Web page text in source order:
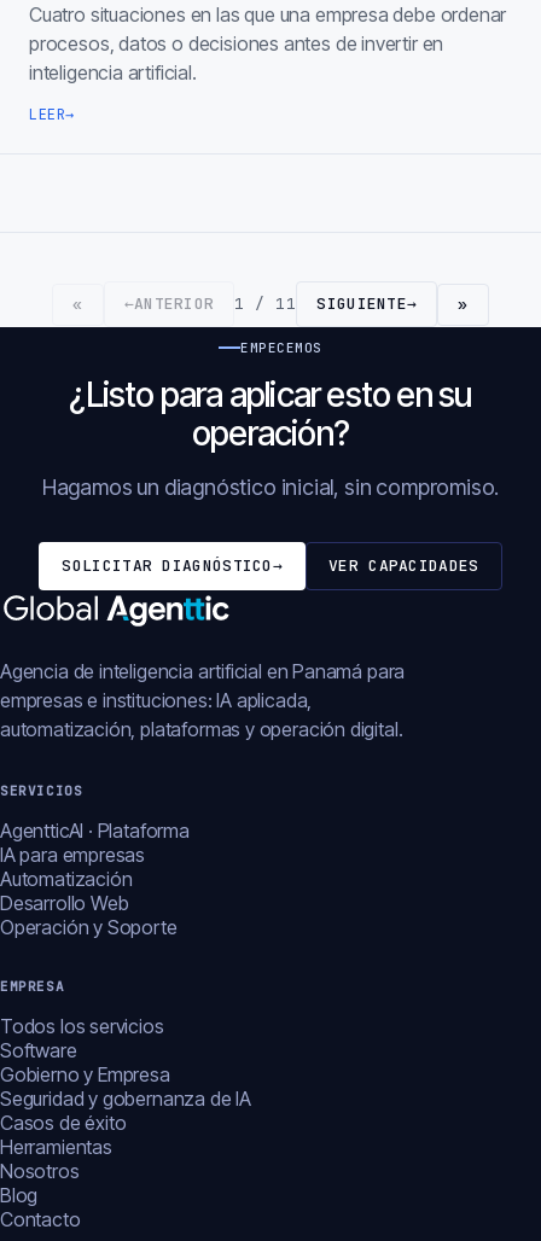
Cuatro situaciones en las que una empresa debe ordenar
procesos, datos o decisiones antes de invertir en
inteligencia artificial.
LEER→
« ←ANTERIOR 1 / 11 SIGUIENTE→ »
EMPECEMOS
¿Listo para aplicar esto en su
operación?
Hagamos un diagnóstico inicial, sin compromiso.
SOLICITAR DIAGNÓSTICO→ VER CAPACIDADES
Agencia de inteligencia artificial en Panamá para
empresas e instituciones: IA aplicada,
automatización, plataformas y operación digital.
SERVICIOS
AgentticAI · Plataforma
IA para empresas
Automatización
Desarrollo Web
Operación y Soporte
EMPRESA
Todos los servicios
Software
Gobierno y Empresa
Seguridad y gobernanza de IA
Casos de éxito
Herramientas
Nosotros
Blog
Contacto